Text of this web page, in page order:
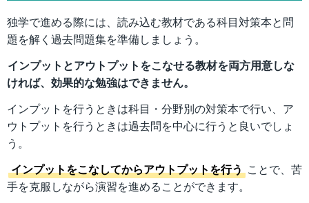
独学で進める際には、読み込む教材である科目対策本と問
題を解く過去問題集を準備しましょう。
インプットとアウトプットをこなせる教材を両方用意しな
ければ、効果的な勉強はできません。
インプットを行うときは科目・分野別の対策本で行い、ア
ウトプットを行うときは過去問を中心に行うと良いでしょ
う。
インプットをこなしてからアウトプットを行う ことで、苦
手を克服しながら演習を進めることができます。